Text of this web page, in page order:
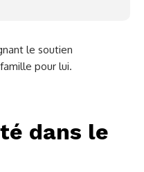
le soutien
pour lui.
dans le